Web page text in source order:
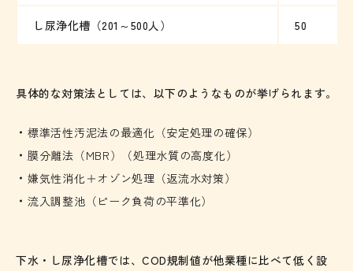
し尿浄化槽（201～500人） 50
具体的な対策法としては、以下のようなものが挙げられます。
標準活性汚泥法の最適化（安定処理の確保）
膜分離法（MBR）（処理水質の高度化）
嫌気性消化＋オゾン処理（返流水対策）
流入調整池（ピーク負荷の平準化）
下水・し尿浄化槽では、COD規制値が他業種に比べて低く設